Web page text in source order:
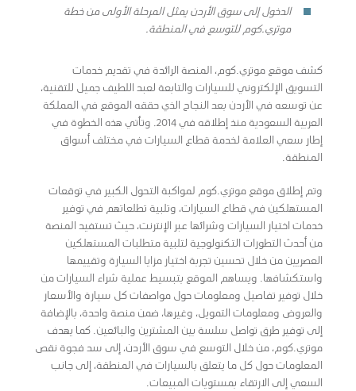
الدخول إلى سوق الأردن يمثل المرحلة الأولى من خطة
موتري.كوم للتوسع في المنطقة.
كشف موقع موتري.كوم، المنصة الرائدة في تقديم خدمات
التسويق الإلكتروني للسيارات والتابعة لعبد اللطيف جميل للتقنية،
عن توسعه في الأردن بعد النجاح الذي حققه الموقع في المملكة
العربية السعودية منذ إطلاقه في 2014. وتأتي هذه الخطوة في
إطار سعي العلامة لخدمة قطاع السيارات في مختلف أسواق
المنطقة.
وتم إطلاق موقع موتري.كوم لمواكبة التحول الكبير في توقعات
المستهلكين في قطاع السيارات، وتلبية تطلعاتهم في توفير
خدمات اختيار السيارات وشرائها عبر الإنترنت، حيث تستفيد المنصة
من أحدث التطورات التكنولوجية لتلبية متطلبات المستهلكين
العصريين من خلال تحسين تجربة اختيار مزايا السيارة وتقييمها
واستكشافها. ويساهم الموقع بتبسيط عملية شراء السيارات من
خلال توفير تفاصيل ومعلومات حول مواصفات كل سيارة والأسعار
والعروض ومعلومات التمويل، وغيرها، ضمن منصة واحدة، بالإضافة
إلى توفير طرق تواصل سلسة بين المشترين والبائعين. كما يهدف
موتري.كوم، من خلال التوسع في سوق الأردن، إلى سد فجوة نقص
المعلومات حول كل ما يتعلق بالسيارات في المنطقة، إلى جانب
السعي إلى الارتقاء بمستويات المبيعات.